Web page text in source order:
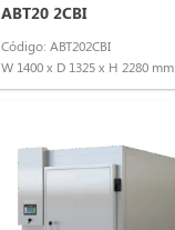
ABT20 2CBI
Código: ABT202CBI
W 1400 x D 1325 x H 2280 mm